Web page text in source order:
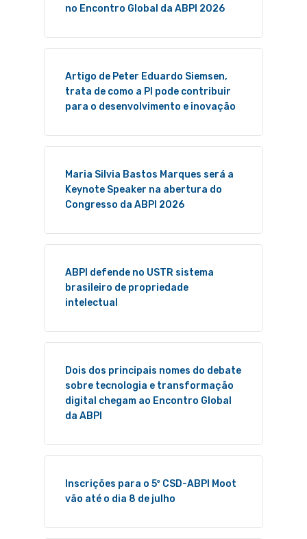
no Encontro Global da ABPI 2026
Artigo de Peter Eduardo Siemsen,
trata de como a PI pode contribuir
para o desenvolvimento e inovação
Maria Silvia Bastos Marques será a
Keynote Speaker na abertura do
Congresso da ABPI 2026
ABPI defende no USTR sistema
brasileiro de propriedade
intelectual
Dois dos principais nomes do debate
sobre tecnologia e transformação
digital chegam ao Encontro Global
da ABPI
Inscrições para o 5º CSD-ABPI Moot
vão até o dia 8 de julho